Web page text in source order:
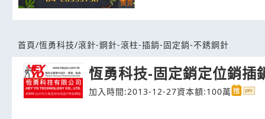
首頁/恆勇科技/滾針-鋼針-滾柱-插銷-固定銷-不銹鋼針
恆勇科技-固定銷定位銷插
加入時間:2013-12-27資本額:100萬